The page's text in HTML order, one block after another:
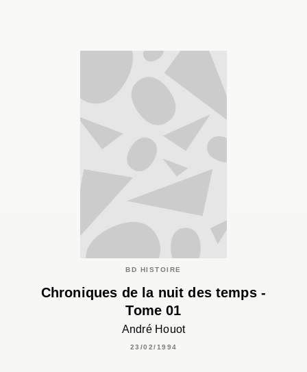
BD HISTOIRE
Chroniques de la nuit des temps -
Tome 01
André Houot
23/02/1994